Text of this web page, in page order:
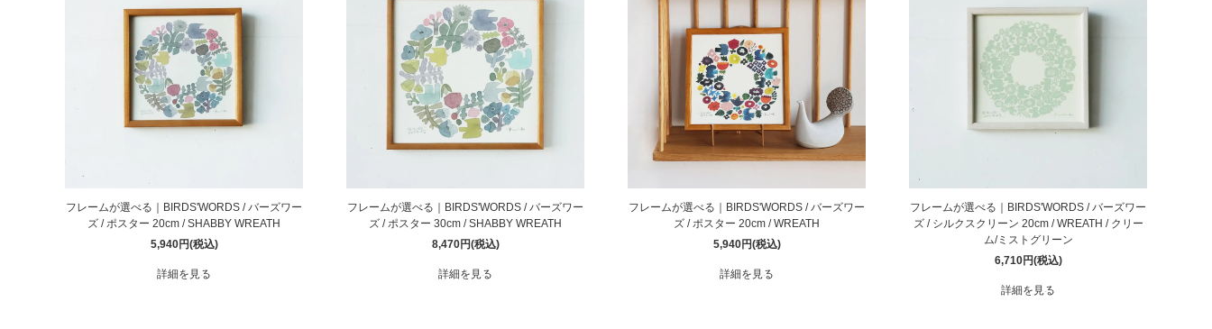
フレームが選べる｜BIRDS'WORDS / バーズワー
ズ / ポスター 20cm / SHABBY WREATH
5,940円(税込)
詳細を見る
フレームが選べる｜BIRDS'WORDS / バーズワー
ズ / ポスター 30cm / SHABBY WREATH
8,470円(税込)
詳細を見る
フレームが選べる｜BIRDS'WORDS / バーズワー
ズ / ポスター 20cm / WREATH
5,940円(税込)
詳細を見る
フレームが選べる｜BIRDS'WORDS / バーズワー
ズ / シルクスクリーン 20cm / WREATH / クリー
ム/ミストグリーン
6,710円(税込)
詳細を見る